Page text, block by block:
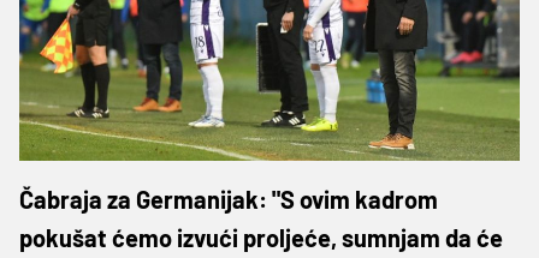
Čabraja za Germanijak: "S ovim kadrom
pokušat ćemo izvući proljeće, sumnjam da će